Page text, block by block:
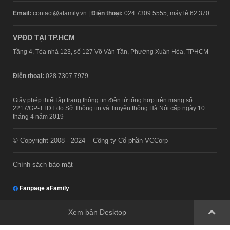
Email: contact@afamily.vn | Điện thoại: 024 7309 5555, máy lẻ 62.370
VPĐD TẠI TP.HCM
Tầng 4, Tòa nhà 123, số 127 Võ Văn Tần, Phường Xuân Hòa, TPHCM
Điện thoại: 028 7307 7979
Giấy phép thiết lập trang thông tin điện tử tổng hợp trên mạng số
2217/GP-TTĐT do Sở Thông tin và Truyền thông Hà Nội cấp ngày 10
tháng 4 năm 2019
© Copyright 2008 - 2024 – Công ty Cổ phần VCCorp
Chính sách bảo mật
Fanpage aFamily
Xem bản Desktop